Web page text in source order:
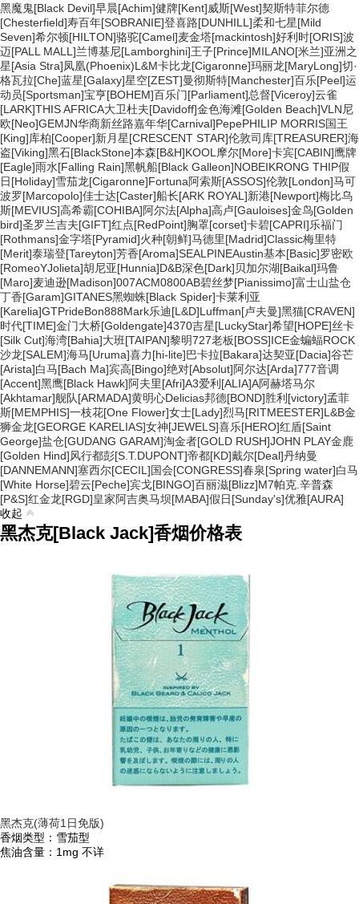
黑魔鬼[Black Devil]早晨[Achim]健牌[Kent]威斯[West]契斯特菲尔德
[Chesterfield]寿百年[SOBRANIE]登喜路[DUNHILL]柔和七星[Mild
Seven]希尔顿[HILTON]骆驼[Camel]麦金塔[mackintosh]好利时[ORIS]波
迈[PALL MALL]兰博基尼[Lamborghini]王子[Prince]MILANO[米兰]亚洲之
星[Asia Stra]凤凰(Phoenix)L&M卡比龙[Cigaronne]玛丽龙[MaryLong]切·
格瓦拉[Che]蓝星[Galaxy]星空[ZEST]曼彻斯特[Manchester]百乐[Peel]运
动员[Sportsman]宝亨[BOHEM]百乐门[Parliament]总督[Viceroy]云雀
[LARK]THIS AFRICA大卫杜夫[Davidoff]金色海滩[Golden Beach]VLN尼
欧[Neo]GEMJN华商新丝路嘉年华[Carnival]PepePHILIP MORRIS国王
[King]库柏[Cooper]新月星[CRESCENT STAR]伦敦司库[TREASURER]海
盗[Viking]黑石[BlackStone]本森[B&H]KOOL 摩尔[More]卡宾[CABIN]鹰牌
[Eagle]雨水[Falling Rain]黑帆船[Black Galleon]NOBEIKRONG THIP假
日[Holiday]雪茄龙[Cigaronne]Fortuna阿索斯[ASSOS]伦敦[London]马可
波罗[Marcopolo]佳士达[Caster]船长[ARK ROYAL]新港[Newport]梅比乌
斯[MEVIUS]高希霸[COHIBA]阿尔法[Alpha]高卢[Gauloises]金鸟[Golden
bird]圣罗兰吉夫[GIFT]红点[RedPoint]胸罩[corset]卡碧[CAPRI]乐福门
[Rothmans]金字塔[Pyramid]火种[朝鲜]马德里[Madrid]Classic梅里特
[Merit]泰瑞登[Tareyton]芳香[Aroma]SEAL PINEAustin基本[Basic]罗密欧
[RomeoYJolieta]胡尼亚[Hunnia]D&B深色[Dark]贝加尔湖[Baikal]玛鲁
[Maro]麦迪逊[Madison]007ACM0800AB碧丝梦[Pianissimo]富士山盐仓
丁香[Garam]GITANES黑蜘蛛[Black Spider]卡莱利亚
[Karelia]GTPrideBon888Mark乐迪[L&D]Luffman[卢夫曼]黑猫[CRAVEN]
时代[TIME]金门大桥[Goldengate]4370吉星[LuckyStar]希望[HOPE]丝卡
[Silk Cut]海湾[Bahia]大班[TAIPAN]黎明727老板[BOSS]ICE金蝙蝠ROCK
沙龙[SALEM]海马[Uruma]喜力[hi-lite]巴卡拉[Bakara]达契亚[Dacia]谷芒
[Arista]白马[Bach Ma]宾高[Bingo]绝对[Absolut]阿尔达[Arda]777音调
[Accent]黑鹰[Black Hawk]阿夫里[Afri]A3爱利[ALIA]A阿赫塔马尔
[Akhtamar]舰队[ARMADA]黄明心Delicias邦德[BOND]胜利[victory]孟菲
斯[MEMPHIS]一枝花[One Flower]女士[Lady]烈马[RITMEESTER]L&B金
狮金龙[GEORGE KARELIAS]女神[JEWELS]喜乐[HERO]红盾[Saint
George]盐仓[GUDANG GARAM]淘金者[GOLD RUSH]JOHN PLAY金鹿
[Golden Hind]风行都彭[S.T.DUPONT]帝都[KD]戴尔[Deal]丹纳曼
[DANNEMANN]塞西尔[CECIL]国会[CONGRESS]春泉[Spring water]白马
[White Horse]碧云[Peche]宾戈[BINGO]百丽滋[Blizz]M7帕克.辛普森
[P&S]红金龙[RGD]皇家阿吉奥马坝[MABA]假日[Sunday's]优雅[AURA]
收起
黑杰克[Black Jack]香烟价格表
黑杰克(薄荷1日免版)
香烟类型：雪茄型
焦油含量：1mg 不详